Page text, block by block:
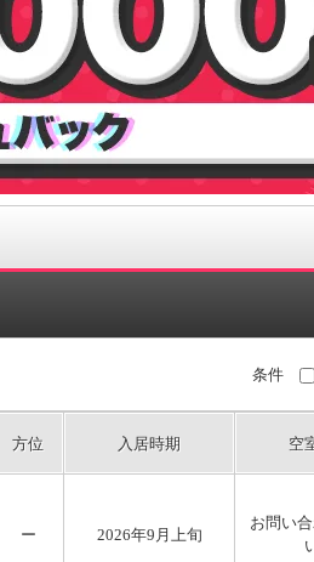
条件
方位 入居時期 空
ー 2026年9月上旬
お問い